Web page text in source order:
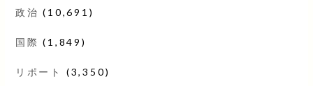
政治 (10,691)
国際 (1,849)
リポート (3,350)